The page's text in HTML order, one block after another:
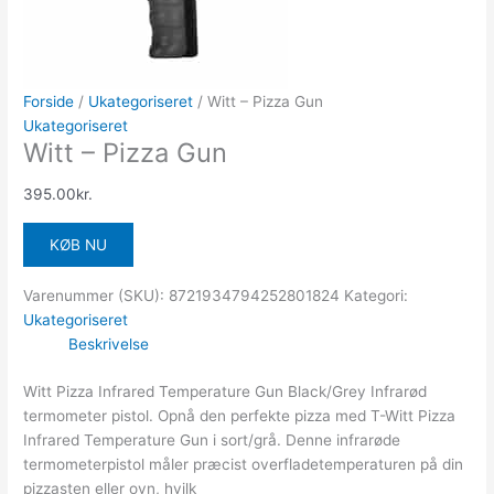
Forside / Ukategoriseret / Witt – Pizza Gun
Ukategoriseret
Witt – Pizza Gun
395.00kr.
KØB NU
Varenummer (SKU): 8721934794252801824 Kategori:
Ukategoriseret
Beskrivelse
Witt Pizza Infrared Temperature Gun Black/Grey Infrarød
termometer pistol. Opnå den perfekte pizza med T-Witt Pizza
Infrared Temperature Gun i sort/grå. Denne infrarøde
termometerpistol måler præcist overfladetemperaturen på din
pizzasten eller ovn, hvilk